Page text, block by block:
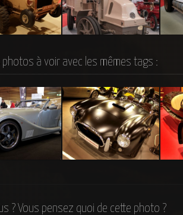
photos à voir avec les mêmes tags :
? Vous pensez quoi de cette photo ?